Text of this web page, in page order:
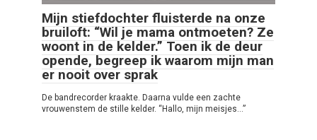
Mijn stiefdochter fluisterde na onze
bruiloft: “Wil je mama ontmoeten? Ze
woont in de kelder.” Toen ik de deur
opende, begreep ik waarom mijn man
er nooit over sprak
De bandrecorder kraakte. Daarna vulde een zachte
vrouwenstem de stille kelder. “Hallo, mijn meisjes…”